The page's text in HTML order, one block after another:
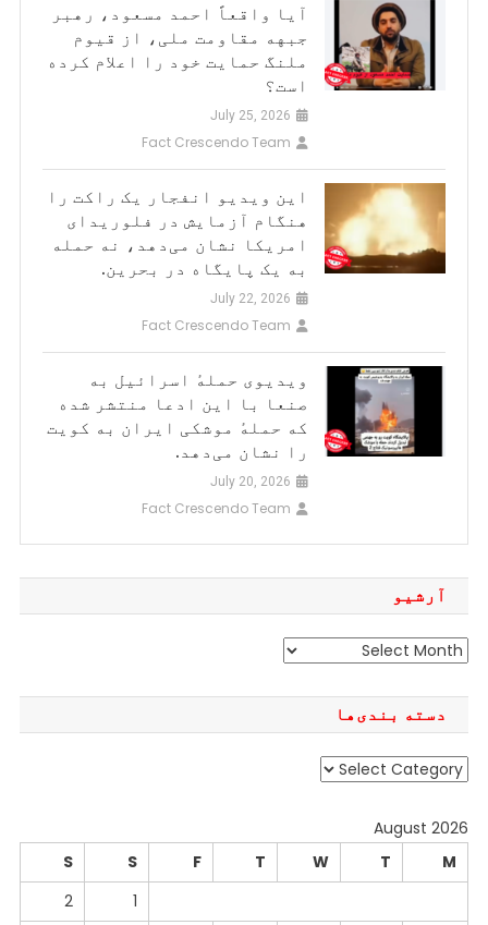
آیا واقعاً احمد مسعود، رهبر
جبهه مقاومت ملی، از قیوم
ملنگ حمایت خود را اعلام کرده
است؟
July 25, 2026
Fact Crescendo Team
این ویدیو انفجار یک راکت را
هنگام آزمایش در فلوریدای
امریکا نشان می‌دهد، نه حمله
به یک پایگاه در بحرین.
July 22, 2026
Fact Crescendo Team
ویدیوی حملهٔ اسرائیل به
صنعا با این ادعا منتشر شده
که حملهٔ موشکی ایران به کویت
را نشان می‌دهد.
July 20, 2026
Fact Crescendo Team
آرشیو
آرشیو
دسته بندی‌ها
دسته
August 2026
M
T
W
T
F
S
S
1
2